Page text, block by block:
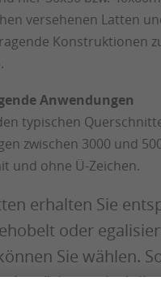
versehenen Latten
Konstruktionen
Anwendungen
typischen
zwischen 3000 und
und ohne Ü-Zeichen.
erhalten Sie
oder
Sie wählen.
benötigen, sind